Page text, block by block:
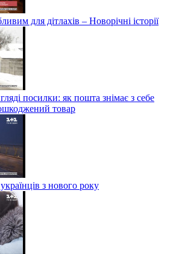
для дітлахів – Новорічні історії
посилки: як пошта знімає з себе
товар
з нового року